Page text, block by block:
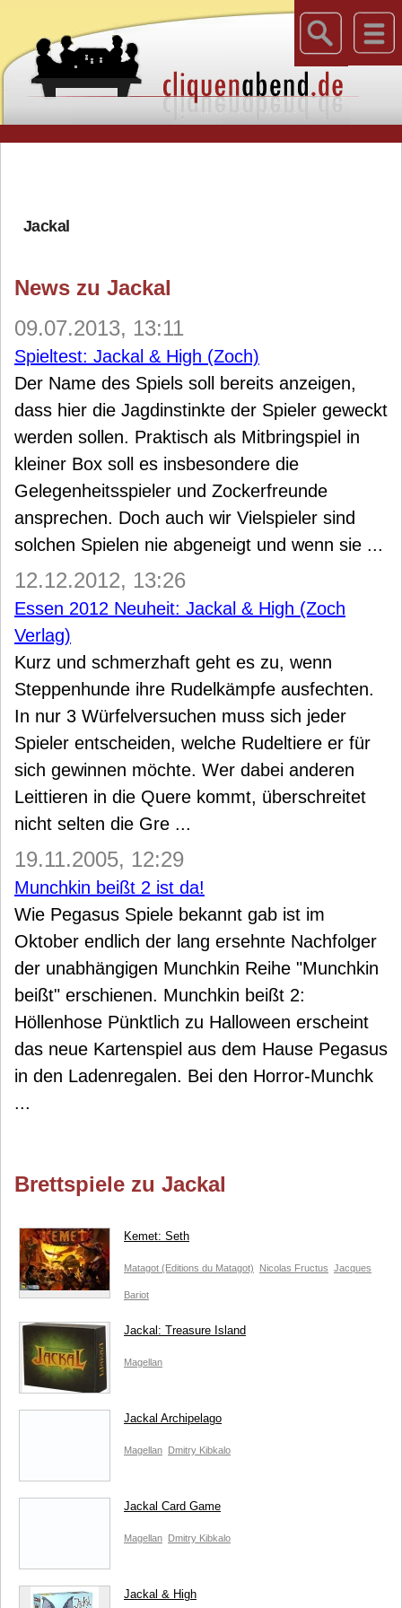
Jackal
News zu Jackal
09.07.2013, 13:11
Spieltest: Jackal & High (Zoch)
Der Name des Spiels soll bereits anzeigen,
dass hier die Jagdinstinkte der Spieler geweckt
werden sollen. Praktisch als Mitbringspiel in
kleiner Box soll es insbesondere die
Gelegenheitsspieler und Zockerfreunde
ansprechen. Doch auch wir Vielspieler sind
solchen Spielen nie abgeneigt und wenn sie ...
12.12.2012, 13:26
Essen 2012 Neuheit: Jackal & High (Zoch
Verlag)
Kurz und schmerzhaft geht es zu, wenn
Steppenhunde ihre Rudelkämpfe ausfechten.
In nur 3 Würfelversuchen muss sich jeder
Spieler entscheiden, welche Rudeltiere er für
sich gewinnen möchte. Wer dabei anderen
Leittieren in die Quere kommt, überschreitet
nicht selten die Gre ...
19.11.2005, 12:29
Munchkin beißt 2 ist da!
Wie Pegasus Spiele bekannt gab ist im
Oktober endlich der lang ersehnte Nachfolger
der unabhängigen Munchkin Reihe "Munchkin
beißt" erschienen. Munchkin beißt 2:
Höllenhose Pünktlich zu Halloween erscheint
das neue Kartenspiel aus dem Hause Pegasus
in den Ladenregalen. Bei den Horror-Munchk
...
Brettspiele zu Jackal
Kemet: Seth
Matagot (Editions du Matagot) Nicolas Fructus Jacques
Bariot
Jackal: Treasure Island
Magellan
Jackal Archipelago
Magellan Dmitry Kibkalo
Jackal Card Game
Magellan Dmitry Kibkalo
Jackal & High